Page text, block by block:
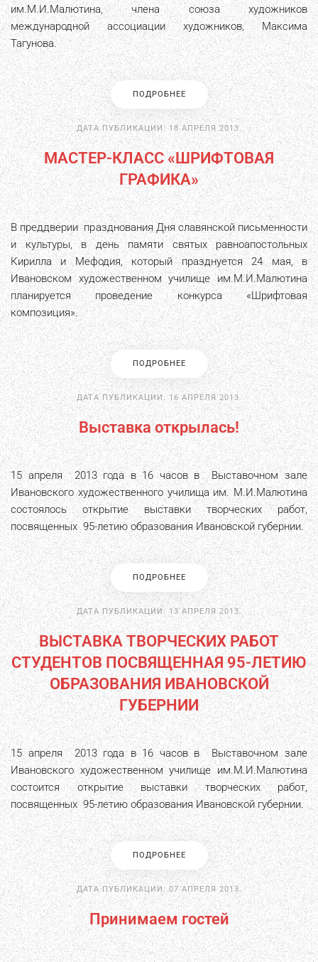
им.М.И.Малютина, члена союза художников
международной ассоциации художников, Максима
Тагунова.
ПОДРОБНЕЕ
ДАТА ПУБЛИКАЦИИ: 18 АПРЕЛЯ 2013.
МАСТЕР-КЛАСС «ШРИФТОВАЯ
ГРАФИКА»
В преддверии празднования Дня славянской письменности
и культуры, в день памяти святых равноапостольных
Кирилла и Мефодия, который празднуется 24 мая, в
Ивановском художественном училище им.М.И.Малютина
планируется проведение конкурса «Шрифтовая
композиция».
ПОДРОБНЕЕ
ДАТА ПУБЛИКАЦИИ: 16 АПРЕЛЯ 2013.
Выставка открылась!
15 апреля 2013 года в 16 часов в Выставочном зале
Ивановского художественного училища им. М.И.Малютина
состоялось открытие выставки творческих работ,
посвященных 95-летию образования Ивановской губернии.
ПОДРОБНЕЕ
ДАТА ПУБЛИКАЦИИ: 13 АПРЕЛЯ 2013.
ВЫСТАВКА ТВОРЧЕСКИХ РАБОТ
СТУДЕНТОВ ПОСВЯЩЕННАЯ 95-ЛЕТИЮ
ОБРАЗОВАНИЯ ИВАНОВСКОЙ
ГУБЕРНИИ
15 апреля 2013 года в 16 часов в Выставочном зале
Ивановского художественном училище им.М.И.Малютина
состоится открытие выставки творческих работ,
посвященных 95-летию образования Ивановской губернии.
ПОДРОБНЕЕ
ДАТА ПУБЛИКАЦИИ:07 АПРЕЛЯ 2013.
Принимаем гостей